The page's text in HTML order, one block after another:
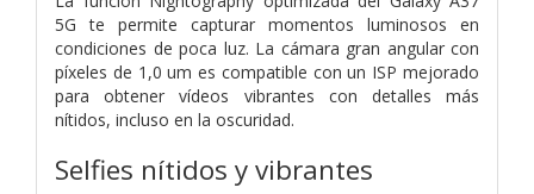
5G te permite capturar momentos luminosos en
condiciones de poca luz. La cámara gran angular con
píxeles de 1,0 um es compatible con un ISP mejorado
para obtener vídeos vibrantes con detalles más
nítidos, incluso en la oscuridad.
Selfies nítidos y vibrantes